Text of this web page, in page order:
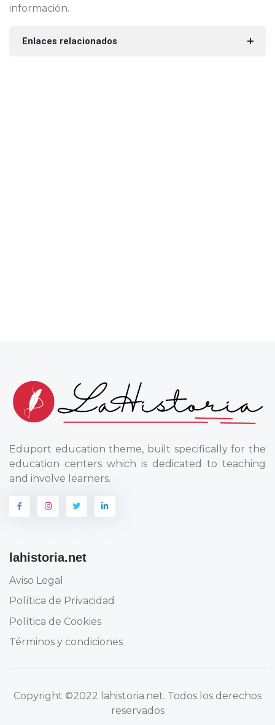
información.
Enlaces relacionados
Eduport education theme, built specifically for the
education centers which is dedicated to teaching
and involve learners.
lahistoria.net
Aviso Legal
Política de Privacidad
Política de Cookies
Términos y condiciones
Copyright ©2022 lahistoria.net. Todos los derechos
reservados